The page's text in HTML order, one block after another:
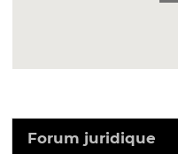
Forum juridique